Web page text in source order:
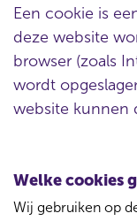
Een cookie is
deze website
browser (zoals
wordt
website kunnen
Welke cookies
Wij gebruiken op